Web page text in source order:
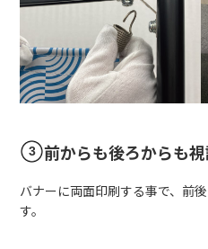
前からも後ろからも視
バナーに両面印刷する事で、前
す。